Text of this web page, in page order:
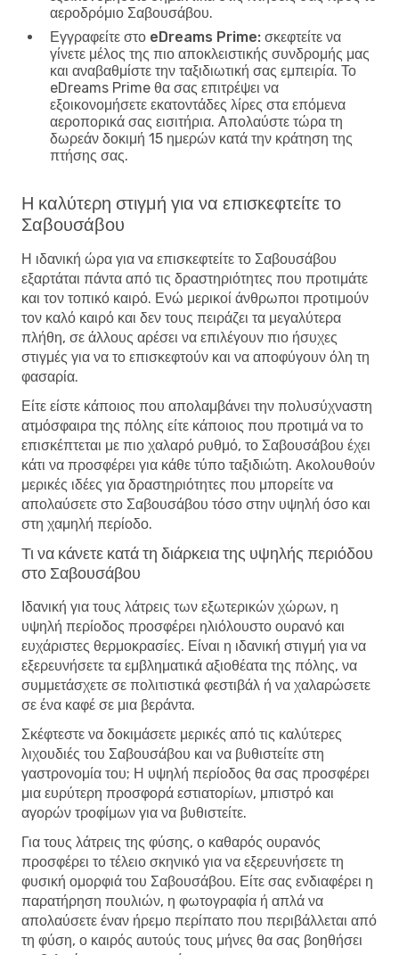
αεροδρόμιο Σαβουσάβου.
Εγγραφείτε στο eDreams Prime: σκεφτείτε να
γίνετε μέλος της πιο αποκλειστικής συνδρομής μας
και αναβαθμίστε την ταξιδιωτική σας εμπειρία. Το
eDreams Prime θα σας επιτρέψει να
εξοικονομήσετε εκατοντάδες λίρες στα επόμενα
αεροπορικά σας εισιτήρια. Απολαύστε τώρα τη
δωρεάν δοκιμή 15 ημερών κατά την κράτηση της
πτήσης σας.
Η καλύτερη στιγμή για να επισκεφτείτε το
Σαβουσάβου
Η ιδανική ώρα για να επισκεφτείτε το Σαβουσάβου
εξαρτάται πάντα από τις δραστηριότητες που προτιμάτε
και τον τοπικό καιρό. Ενώ μερικοί άνθρωποι προτιμούν
τον καλό καιρό και δεν τους πειράζει τα μεγαλύτερα
πλήθη, σε άλλους αρέσει να επιλέγουν πιο ήσυχες
στιγμές για να το επισκεφτούν και να αποφύγουν όλη τη
φασαρία.
Είτε είστε κάποιος που απολαμβάνει την πολυσύχναστη
ατμόσφαιρα της πόλης είτε κάποιος που προτιμά να το
επισκέπτεται με πιο χαλαρό ρυθμό, το Σαβουσάβου έχει
κάτι να προσφέρει για κάθε τύπο ταξιδιώτη. Ακολουθούν
μερικές ιδέες για δραστηριότητες που μπορείτε να
απολαύσετε στο Σαβουσάβου τόσο στην υψηλή όσο και
στη χαμηλή περίοδο.
Τι να κάνετε κατά τη διάρκεια της υψηλής περιόδου
στο Σαβουσάβου
Ιδανική για τους λάτρεις των εξωτερικών χώρων, η
υψηλή περίοδος προσφέρει ηλιόλουστο ουρανό και
ευχάριστες θερμοκρασίες. Είναι η ιδανική στιγμή για να
εξερευνήσετε τα εμβληματικά αξιοθέατα της πόλης, να
συμμετάσχετε σε πολιτιστικά φεστιβάλ ή να χαλαρώσετε
σε ένα καφέ σε μια βεράντα.
Σκέφτεστε να δοκιμάσετε μερικές από τις καλύτερες
λιχουδιές του Σαβουσάβου και να βυθιστείτε στη
γαστρονομία του; Η υψηλή περίοδος θα σας προσφέρει
μια ευρύτερη προσφορά εστιατορίων, μπιστρό και
αγορών τροφίμων για να βυθιστείτε.
Για τους λάτρεις της φύσης, ο καθαρός ουρανός
προσφέρει το τέλειο σκηνικό για να εξερευνήσετε τη
φυσική ομορφιά του Σαβουσάβου. Είτε σας ενδιαφέρει η
παρατήρηση πουλιών, η φωτογραφία ή απλά να
απολαύσετε έναν ήρεμο περίπατο που περιβάλλεται από
τη φύση, ο καιρός αυτούς τους μήνες θα σας βοηθήσει